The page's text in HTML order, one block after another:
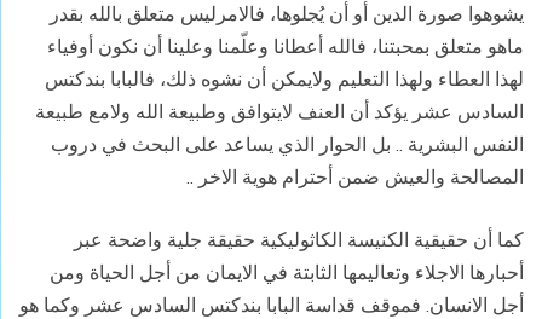
يشوهوا صورة الدين أو أن يُجلوها، فالامرليس متعلق بالله بقدر
ماهو متعلق بمحبتنا، فالله أعطانا وعلّمنا وعلينا أن نكون أوفياء
لهذا العطاء ولهذا التعليم ولايمكن أن نشوه ذلك، فالبابا بندكتس
السادس عشر يؤكد أن العنف لايتوافق وطبيعة الله ولامع طبيعة
النفس البشرية .. بل الحوار الذي يساعد على البحث في دروب
المصالحة والعيش ضمن أحترام هوية الاخر ..
كما أن حقيقية الكنيسة الكاثوليكية حقيقة جلية واضحة عبر
أحبارها الاجلاء وتعاليمها الثابتة في الايمان من أجل الحياة ومن
أجل الانسان. فموقف قداسة البابا بندكتس السادس عشر وكما هو